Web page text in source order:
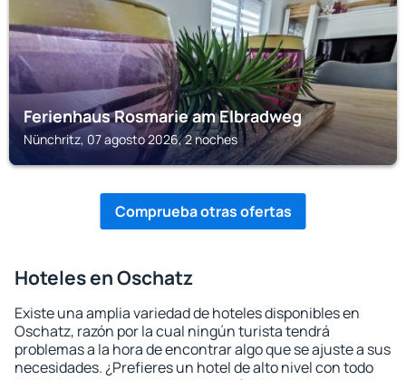
Ferienhaus Rosmarie am Elbradweg
Nünchritz, 07 agosto 2026, 2 noches
Comprueba otras ofertas
Hoteles en Oschatz
Existe una amplia variedad de hoteles disponibles en
Oschatz, razón por la cual ningún turista tendrá
problemas a la hora de encontrar algo que se ajuste a sus
necesidades. ¿Prefieres un hotel de alto nivel con todo